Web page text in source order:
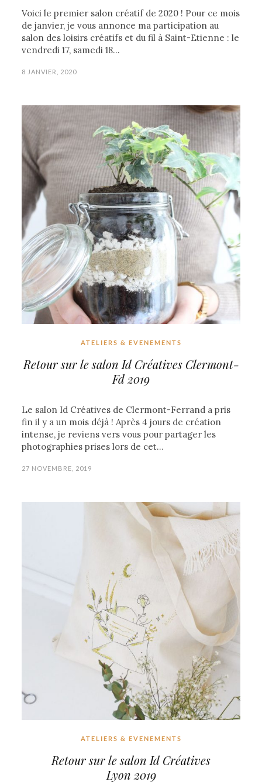
Voici le premier salon créatif de 2020 ! Pour ce mois
de janvier, je vous annonce ma participation au
salon des loisirs créatifs et du fil à Saint-Etienne : le
vendredi 17, samedi 18…
8 JANVIER, 2020
ATELIERS & EVENEMENTS
Retour sur le salon Id Créatives Clermont-
Fd 2019
Le salon Id Créatives de Clermont-Ferrand a pris
fin il y a un mois déjà ! Après 4 jours de création
intense, je reviens vers vous pour partager les
photographies prises lors de cet…
27 NOVEMBRE, 2019
ATELIERS & EVENEMENTS
Retour sur le salon Id Créatives
Lyon 2019